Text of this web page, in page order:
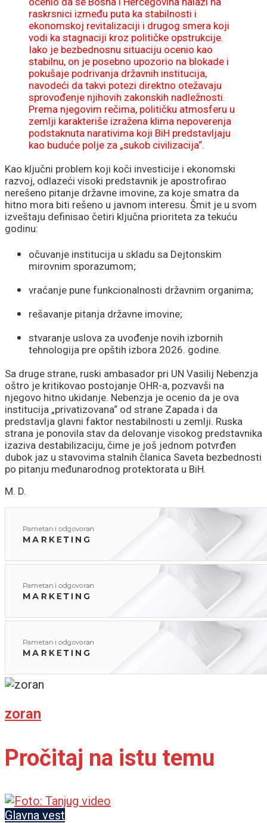
raskrsnici između puta ka stabilnosti i
ekonomskoj revitalizaciji i drugog smera koji
vodi ka stagnaciji kroz političke opstrukcije.
Iako je bezbednosnu situaciju ocenio kao
stabilnu, on je posebno upozorio na blokade i
pokušaje podrivanja državnih institucija,
navodeći da takvi potezi direktno otežavaju
sprovođenje njihovih zakonskih nadležnosti.
Prema njegovim rečima, političku atmosferu u
zemlji karakteriše izražena klima nepoverenja
podstaknuta narativima koji BiH predstavljaju
kao buduće polje za „sukob civilizacija“.
Kao ključni problem koji koči investicije i ekonomski
razvoj, odlazeći visoki predstavnik je apostrofirao
nerešeno pitanje državne imovine, za koje smatra da
hitno mora biti rešeno u javnom interesu. Šmit je u svom
izveštaju definisao četiri ključna prioriteta za tekuću
godinu:
očuvanje institucija u skladu sa Dejtonskim
mirovnim sporazumom;
vraćanje pune funkcionalnosti državnim organima;
rešavanje pitanja državne imovine;
stvaranje uslova za uvođenje novih izbornih
tehnologija pre opštih izbora 2026. godine.
Sa druge strane, ruski ambasador pri UN Vasilij Nebenzja
oštro je kritikovao postojanje OHR-a, pozvavši na
njegovo hitno ukidanje. Nebenzja je ocenio da je ova
institucija „privatizovana“ od strane Zapada i da
predstavlja glavni faktor nestabilnosti u zemlji. Ruska
strana je ponovila stav da delovanje visokog predstavnika
izaziva destabilizaciju, čime je još jednom potvrđen
dubok jaz u stavovima stalnih članica Saveta bezbednosti
po pitanju međunarodnog protektorata u BiH.
M. D.
zoran
Pročitaj na istu temu
Glavna vest